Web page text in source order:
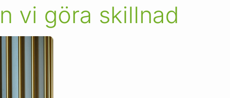
vi göra skillnad